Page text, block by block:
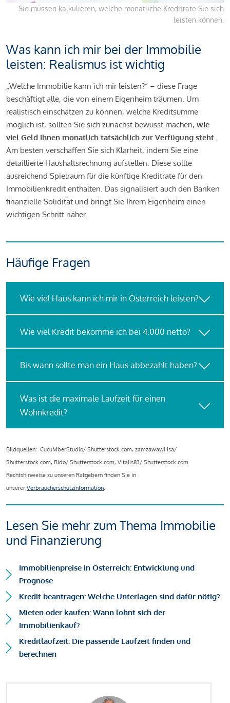
Sie müssen kalkulieren, welche monatliche Kreditrate Sie sich
leisten können.
Was kann ich mir bei der Immobilie
leisten: Realismus ist wichtig
„Welche Immobilie kann ich mir leisten?“ – diese Frage
beschäftigt alle, die von einem Eigenheim träumen. Um
realistisch einschätzen zu können, welche Kreditsumme
möglich ist, sollten Sie sich zunächst bewusst machen, wie
viel Geld Ihnen monatlich tatsächlich zur Verfügung steht.
Am besten verschaffen Sie sich Klarheit, indem Sie eine
detaillierte Haushaltsrechnung aufstellen. Diese sollte
ausreichend Spielraum für die künftige Kreditrate für den
Immobilienkredit enthalten. Das signalisiert auch den Banken
finanzielle Solidität und bringt Sie Ihrem Eigenheim einen
wichtigen Schritt näher.
Häufige Fragen
Wie viel Haus kann ich mir in Österreich leisten?
Wie viel Kredit bekomme ich bei 4.000 netto?
Bis wann sollte man ein Haus abbezahlt haben?
Was ist die maximale Laufzeit für einen
Wohnkredit?
Bildquellen: CucuMberStudio/ Shutterstock.com, zamzawawi isa/
Shutterstock.com, Rido/ Shutterstock.com, Vitalis83/ Shutterstock.com
Rechtshinweise zu unseren Ratgebern finden Sie in
unserer Verbraucherschutzinformation.
Lesen Sie mehr zum Thema Immobilie
und Finanzierung
Immobilienpreise in Österreich: Entwicklung und
Prognose
Kredit beantragen: Welche Unterlagen sind dafür nötig?
Mieten oder kaufen: Wann lohnt sich der
Immobilienkauf?
Kreditlaufzeit: Die passende Laufzeit finden und
berechnen